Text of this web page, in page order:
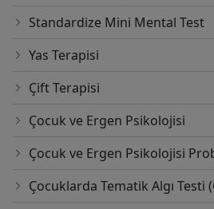
Standardize Mini Mental Test
Yas Terapisi
Çift Terapisi
Çocuk ve Ergen Psikolojisi
Çocuk ve Ergen Psikolojisi
Çocuklarda Tematik Algı Testi